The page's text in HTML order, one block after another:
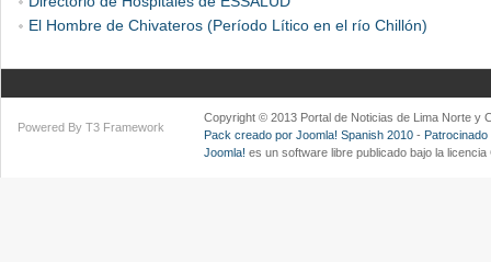
El Hombre de Chivateros (Período Lítico en el río Chillón)
Powered By T3 Framework
Copyright © 2013 Portal de Noticias de Lima Norte
Pack creado por Joomla! Spanish 2010 -
Joomla! es un software libre publicado bajo la licencia